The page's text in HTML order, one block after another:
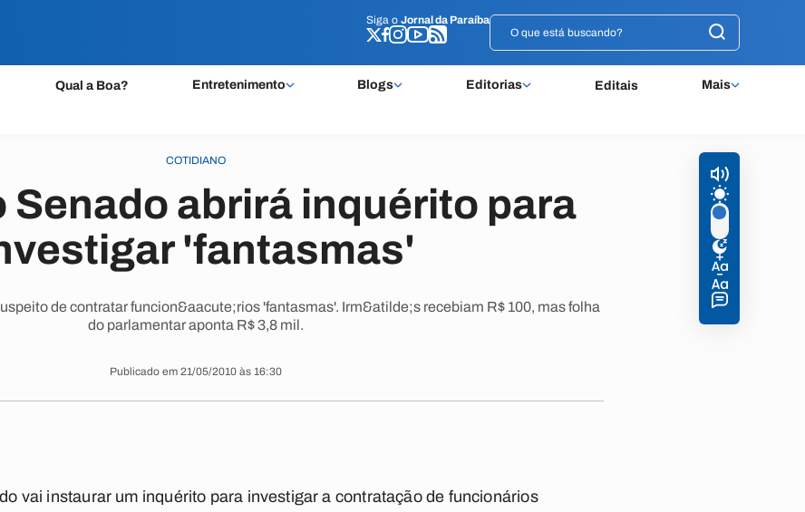
Siga o Jornal da Paraíba
Qual a Boa? Entretenimento Blogs Editorias Editais Mais
Siga o Jornal da Paraíba
COTIDIANO
Senado abrirá inquérito para
'fantasmas'
de contratar funcion&aacute;rios 'fantasmas'. Irm&atilde;s recebiam R$ 100, mas folha
do parlamentar aponta R$ 3,8 mil.
Publicado em 21/05/2010 às 16:30
vai instaurar um inquérito para investigar a contratação de funcionários